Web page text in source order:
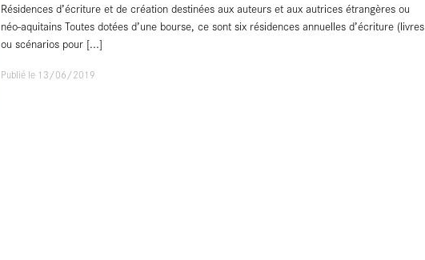
Résidences d’écriture et de création destinées aux auteurs et aux autrices étrangères ou
néo-aquitains Toutes dotées d’une bourse, ce sont six résidences annuelles d’écriture (livres
ou scénarios pour [...]
Publié le 13/06/2019